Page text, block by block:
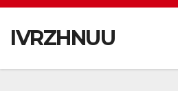
IVRZHNUU